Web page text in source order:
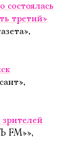
третий»
FM»»,